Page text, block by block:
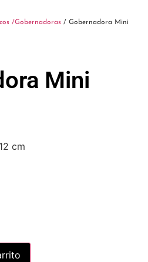
/Gobernadoras / Gobernadora Mini
Mini
cm